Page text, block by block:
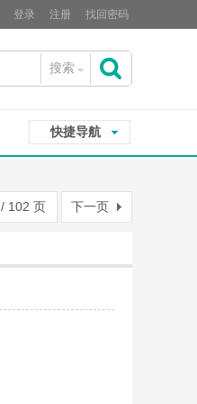
登录 注册 找回密码
搜索
快捷导航
/ 102 页 下一页